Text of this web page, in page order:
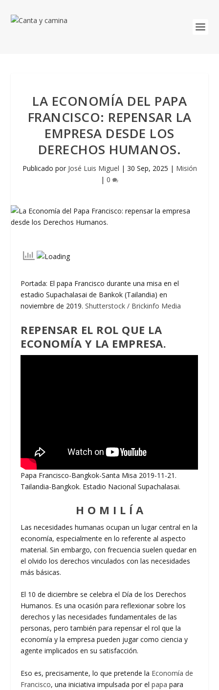
LA ECONOMÍA DEL PAPA
FRANCISCO: REPENSAR LA
EMPRESA DESDE LOS
DERECHOS HUMANOS.
Publicado por José Luis Miguel | 30 Sep, 2025 | Misión
| 0
Portada: El papa Francisco durante una misa en el
estadio Supachalasai de Bankok (Tailandia) en
noviembre de 2019.Shutterstock / Brickinfo Media
REPENSAR EL ROL QUE LA
ECONOMÍA Y LA EMPRESA.
Papa Francisco-Bangkok-Santa Misa 2019-11-21.
Tailandia-Bangkok. Estadio Nacional Supachalasai.
H O M I L Í A
Las necesidades humanas ocupan un lugar central en la
economía, especialmente en lo referente al aspecto
material. Sin embargo, con frecuencia suelen quedar en
el olvido los derechos vinculados con las necesidades
más básicas.
El 10 de diciembre se celebra el Día de los Derechos
Humanos. Es una ocasión para reflexionar sobre los
derechos y las necesidades fundamentales de las
personas, pero también para repensar el rol que la
economía y la empresa pueden jugar como ciencia y
agente implicados en su satisfacción.
Eso es, precisamente, lo que pretende la Economía de
Francisco, una iniciativa impulsada por elpapa para